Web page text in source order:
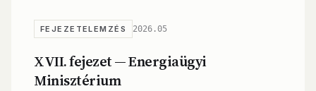
FEJEZETELEMZÉS 2026.05
XVII. fejezet — Energiaügyi
Minisztérium